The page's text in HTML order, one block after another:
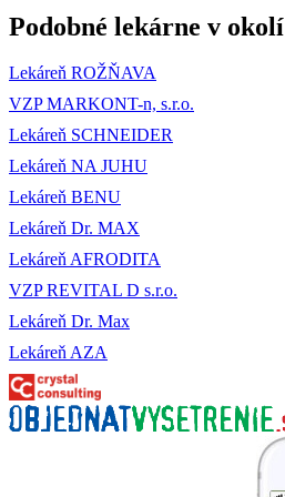
Podobné lekárne v okolí
Lekáreň ROŽŇAVA
VZP MARKONT-n, s.r.o.
Lekáreň SCHNEIDER
Lekáreň NA JUHU
Lekáreň BENU
Lekáreň Dr. MAX
Lekáreň AFRODITA
VZP REVITAL D s.r.o.
Lekáreň Dr. Max
Lekáreň AZA